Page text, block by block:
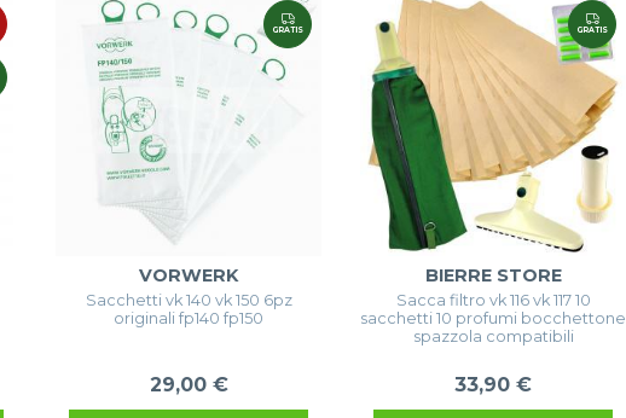
GRATIS
VORWERK
Sacchetti vk 140 vk 150 6pz
originali fp140 fp150
29,00 €
GRATIS
BIERRE STORE
Sacca filtro vk 116 vk 117 10
sacchetti 10 profumi bocchettone
spazzola compatibili
33,90 €